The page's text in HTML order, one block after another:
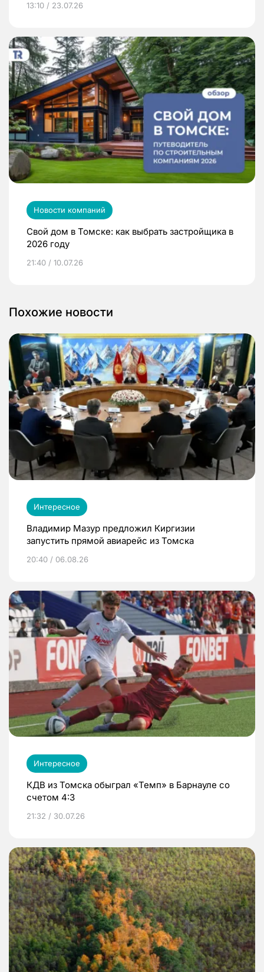
13:10 / 23.07.26
Новости компаний
Свой дом в Томске: как выбрать застройщика в
2026 году
21:40 / 10.07.26
Похожие новости
Интересное
Владимир Мазур предложил Киргизии
запустить прямой авиарейс из Томска
20:40 / 06.08.26
Интересное
КДВ из Томска обыграл «Темп» в Барнауле со
счетом 4:3
21:32 / 30.07.26